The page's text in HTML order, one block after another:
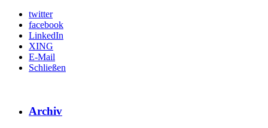
twitter
facebook
LinkedIn
XING
E-Mail
Schließen
Archiv